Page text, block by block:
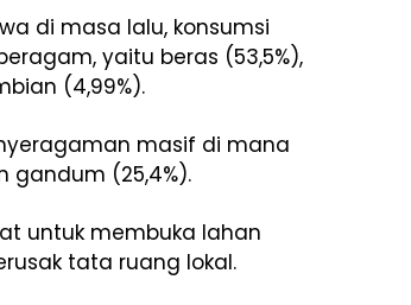
di masa lalu, konsumsi
yaitu beras (53,5%),
(4,99%).
masif di mana
gandum (25,4%).
untuk membuka lahan
tata ruang lokal.